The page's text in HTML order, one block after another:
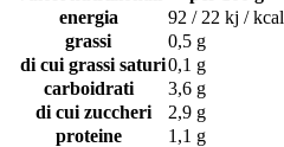
energia
92 / 22 kj / kcal
grassi
0,5 g
di cui grassi saturi0,1 g
carboidrati
3,6 g
di cui zuccheri
2,9 g
proteine
1,1 g